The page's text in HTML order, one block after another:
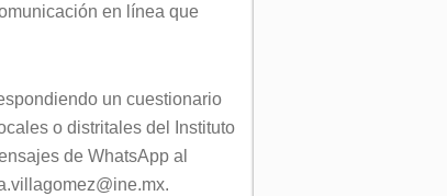
en línea que
un cuestionario
o distritales del Instituto
de WhatsApp al